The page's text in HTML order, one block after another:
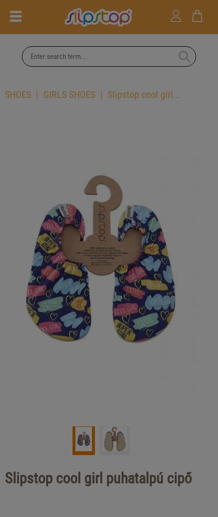
SHOES GIRLS SHOES Slipstop cool girl...
Slipstop cool girl puhatalpú cipő